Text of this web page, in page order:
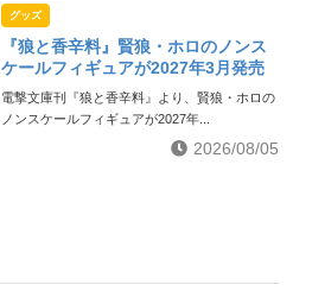
グッズ
『狼と香辛料』賢狼・ホロのノンス
ケールフィギュアが2027年3月発売
電撃文庫刊『狼と香辛料』より、賢狼・ホロの
ノンスケールフィギュアが2027年...
2026/08/05